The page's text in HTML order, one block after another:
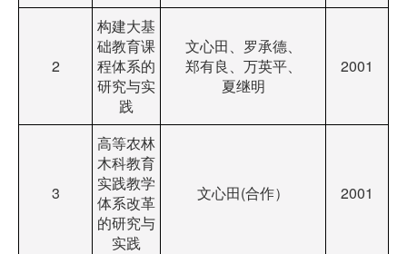
2
构建大基
础教育课
程体系的
研究与实
践
文心田、罗承德、
郑有良、万英平、
夏继明
2001
3
高等农林
木科教育
实践教学
体系改革
的研究与
实践
文心田(合作） 2001